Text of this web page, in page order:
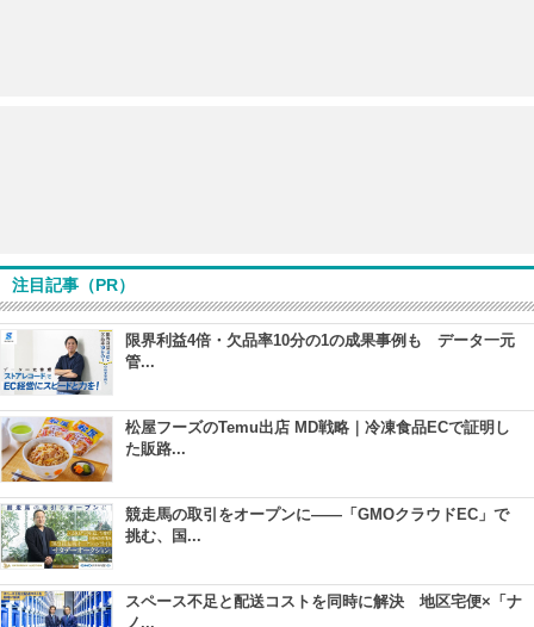
注目記事（PR）
限界利益4倍・欠品率10分の1の成果事例も データ一元
管...
松屋フーズのTemu出店 MD戦略｜冷凍食品ECで証明し
た販路...
競走馬の取引をオープンに――「GMOクラウドEC」で
挑む、国...
スペース不足と配送コストを同時に解決 地区宅便×「ナ
ノ...